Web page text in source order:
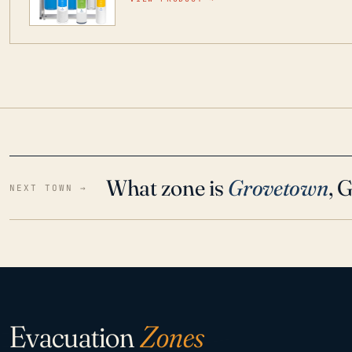
NEXT TOWN → What zone is Grovetown,
EvacuationZones